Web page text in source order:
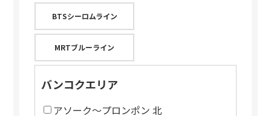
BTSシーロムライン
MRTブルーライン
バンコクエリア
アソーク～プロンポン 北